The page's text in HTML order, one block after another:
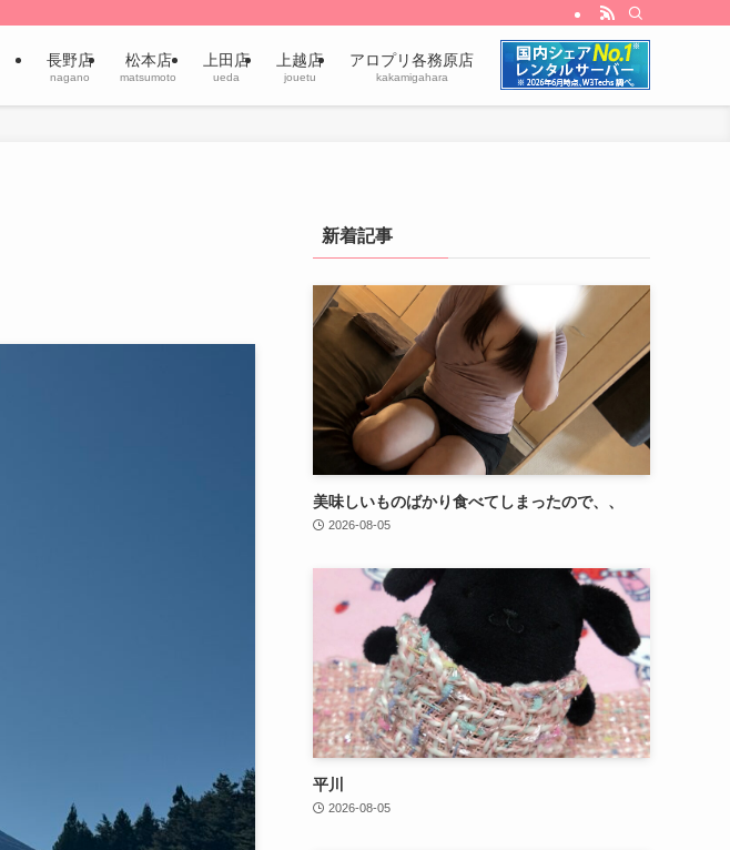
長野店
nagano
松本店
matsumoto
上田店
ueda
上越店
jouetu
アロプリ各務原店
kakamigahara
新着記事
美味しいものばかり食べてしまったので、、
2026-08-05
平川
2026-08-05